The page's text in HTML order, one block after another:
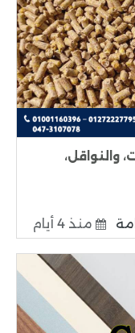
والنواقل،
منذ 4 أيام